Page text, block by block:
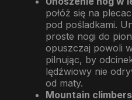
połóż się na
pod pośladkami.
proste nogi do
opuszczaj powoli w
pilnując, by
lędźwiowy nie
od maty.
Mountain climbers